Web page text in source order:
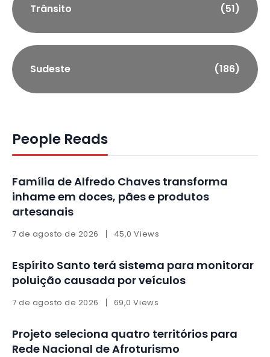
Trânsito (51)
Sudeste (186)
People Reads
Família de Alfredo Chaves transforma
inhame em doces, pães e produtos
artesanais
7 de agosto de 2026 45,0 Views
Espírito Santo terá sistema para monitorar
poluição causada por veículos
7 de agosto de 2026 69,0 Views
Projeto seleciona quatro territórios para
Rede Nacional de Afroturismo